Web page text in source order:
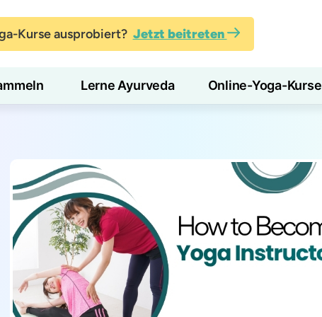
Kurse ausprobiert? Jetzt beitreten
Lerne Ayurveda Online-Yoga-Kurse